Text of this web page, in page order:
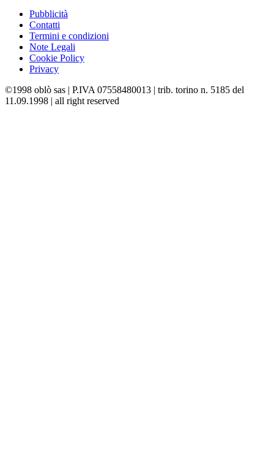
Pubblicità
Contatti
Termini e condizioni
Note Legali
Cookie Policy
Privacy
©1998 oblò sas | P.IVA 07558480013 | trib. torino n. 5185 del
11.09.1998 | all right reserved